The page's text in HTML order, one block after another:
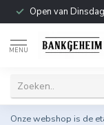
Open van
MENU
Onze webshop is de